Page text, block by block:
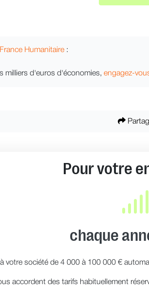
France Humanitaire:
milliers d'euros d'économies, engagez-
Pour votre
chaque
votre société de 4 000 à 100 000 €
accordent des tarifs habituellement